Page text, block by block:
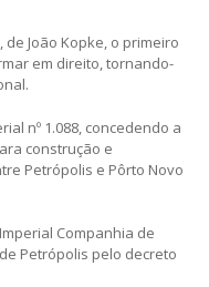
de João Kopke, o primeiro
em direito, tornando-
nº 1.088, concedendo a
construção e
Petrópolis e Pôrto Novo
Companhia de
Petrópolis pelo decreto